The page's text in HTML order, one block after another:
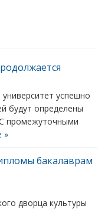
успешно
будут определены
промежуточными
»
бакалаврам
дворца культуры